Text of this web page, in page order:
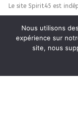
Le site Spirit45 est
This
Nous utilisons
expérience sur
site, nous